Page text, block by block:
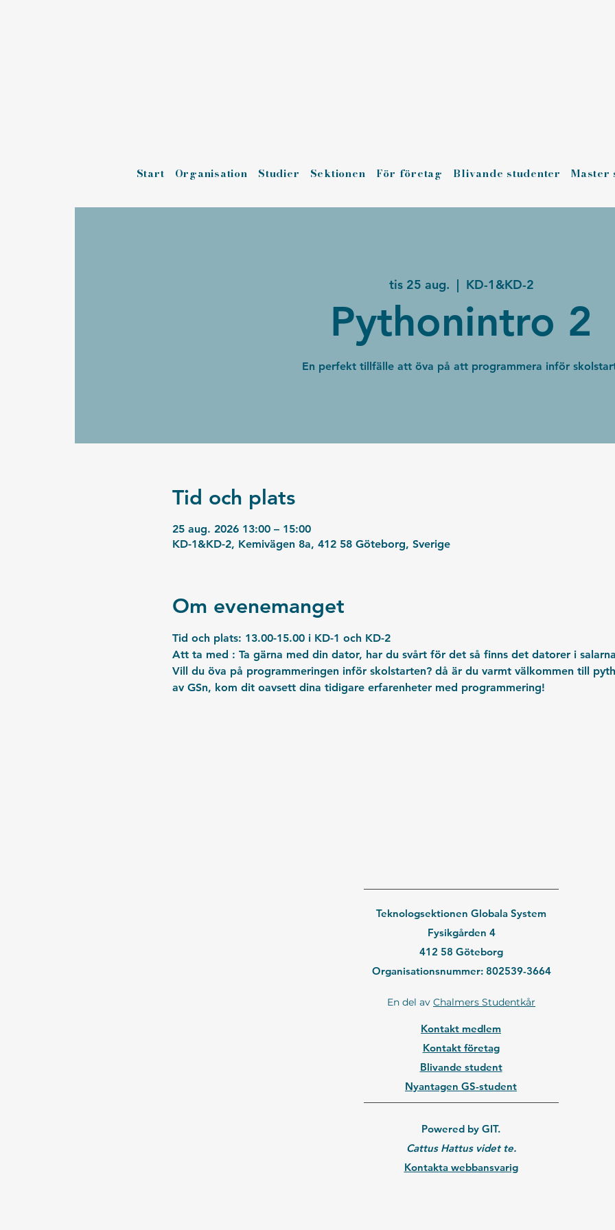
Start Organisation Studier Sektionen För företag Blivande studenter Master
tis 25 aug.
  |
KD-1&KD-2
Pythonintro 2
En perfekt tillfälle att öva på att programmera inför
Tid och plats
25 aug. 2026 13:00 – 15:00
KD-1&KD-2, Kemivägen 8a, 412 58 Göteborg, Sverige
Om evenemanget
Tid och plats: 13.00-15.00 i KD-1 och KD-2
Att ta med : Ta gärna med din dator, har du svårt för det så finns det datorer i
Vill du öva på programmeringen inför skolstarten? då är du varmt välkommen till
av GSn, kom dit oavsett dina tidigare erfarenheter med programmering!
Teknologsektionen Globala System
Fysikgården 4
412 58 Göteborg
Organisationsnummer: 802539-3664
En del av Chalmers Studentkår
Kontakt medlem
Kontakt företag
Blivande student
Nyantagen GS-student
Powered by GIT.
Cattus Hattus videt te.
Kontakta webbansvarig